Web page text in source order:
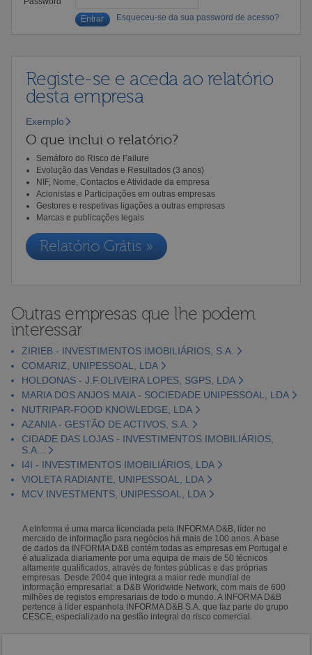
Esqueceu-se da sua password de acesso?
Registe-se e aceda ao relatório
desta empresa
Exemplo
O que inclui o relatório?
Semáforo do Risco de Failure
Evolução das Vendas e Resultados (3 anos)
NIF, Nome, Contactos e Atividade da empresa
Acionistas e Participações em outras empresas
Gestores e respetivas ligações a outras empresas
Marcas e publicações legais
Relatório Grátis »
Outras empresas que lhe podem
interessar
ZIRIEB - INVESTIMENTOS IMOBILIÁRIOS, S.A.
COMARIZ, UNIPESSOAL, LDA
HOLDONAS - J.F.OLIVEIRA LOPES, SGPS, LDA
MARIA DOS ANJOS MAIA - SOCIEDADE UNIPESSOAL, LDA
NUTRIPAR-FOOD KNOWLEDGE, LDA
AZANIA - GESTÃO DE ACTIVOS, S.A.
CIDADE DAS LOJAS - INVESTIMENTOS IMOBILIÁRIOS,
S.A...
I4I - INVESTIMENTOS IMOBILIÁRIOS, LDA
VIOLETA RADIANTE, UNIPESSOAL, LDA
MCV INVESTMENTS, UNIPESSOAL, LDA
A eInforma é uma marca licenciada pela INFORMA D&B, líder no
mercado de informação para negócios há mais de 100 anos. A base
de dados da INFORMA D&B contém todas as empresas em Portugal e
é atualizada diariamente por uma equipa de mais de 50 técnicos
altamente qualificados, através de fontes públicas e das próprias
empresas. Desde 2004 que integra a maior rede mundial de
informação empresarial: a D&B Worldwide Network, com mais de 600
milhões de registos empresariais de todo o mundo. A INFORMA D&B
pertence à líder espanhola INFORMA D&B S.A. que faz parte do grupo
CESCE, especializado na gestão integral do risco comercial.